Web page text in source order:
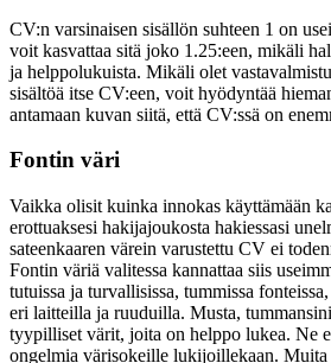
CV:n varsinaisen sisällön suhteen 1 on
voit kasvattaa sitä joko 1.25:een, mikäli
ja helppolukuista. Mikäli olet
sisältöä itse CV:een, voit hyödyntää
antamaan kuvan siitä, että CV:ssä on
Fontin väri
Vaikka olisit kuinka innokas käyttämään
erottuaksesi hakijajoukosta hakiessasi
sateenkaaren värein varustettu CV ei
Fontin väriä valitessa kannattaa siis
tutuissa ja turvallisissa, tummissa
eri laitteilla ja ruuduilla. Musta,
tyypilliset värit, joita on helppo lukea. Ne
ongelmia värisokeille lukijoillekaan. Muita